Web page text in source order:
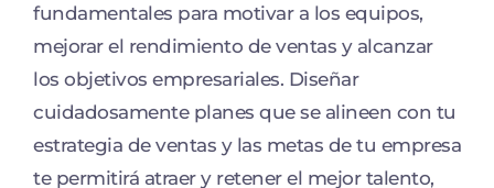
fundamentales para motivar a los equipos,
mejorar el rendimiento de ventas y alcanzar
los objetivos empresariales. Diseñar
cuidadosamente planes que se alineen con tu
estrategia de ventas y las metas de tu empresa
te permitirá atraer y retener el mejor talento,